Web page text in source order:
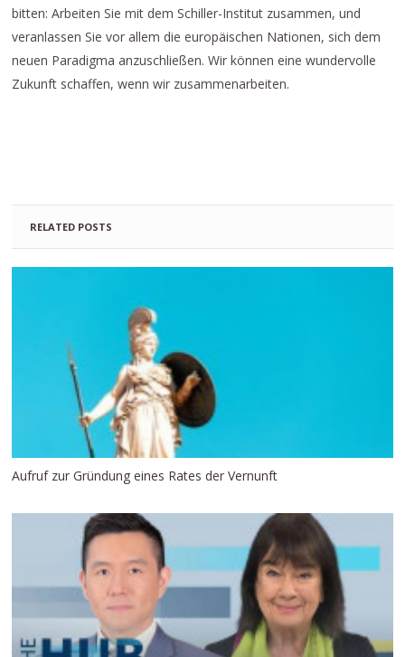
bitten: Arbeiten Sie mit dem Schiller-Institut zusammen, und
veranlassen Sie vor allem die europäischen Nationen, sich dem
neuen Paradigma anzuschließen. Wir können eine wundervolle
Zukunft schaffen, wenn wir zusammenarbeiten.
RELATED POSTS
Aufruf zur Gründung eines Rates der Vernunft